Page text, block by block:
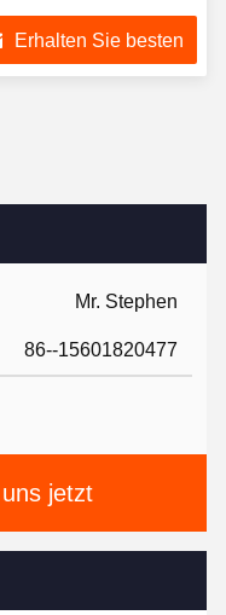
Mr. Stephen
86--15601820477
jetzt
110mm
Erhalten Sie besten